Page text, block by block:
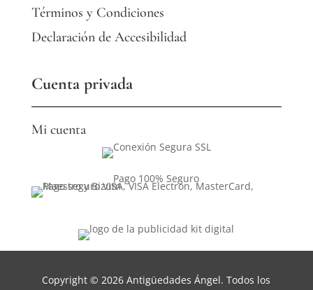
Términos y Condiciones
Declaración de Accesibilidad
Cuenta privada
Mi cuenta
Pago 100% Seguro
Copyright © 2026 Antigüedades Ángel. Todos los